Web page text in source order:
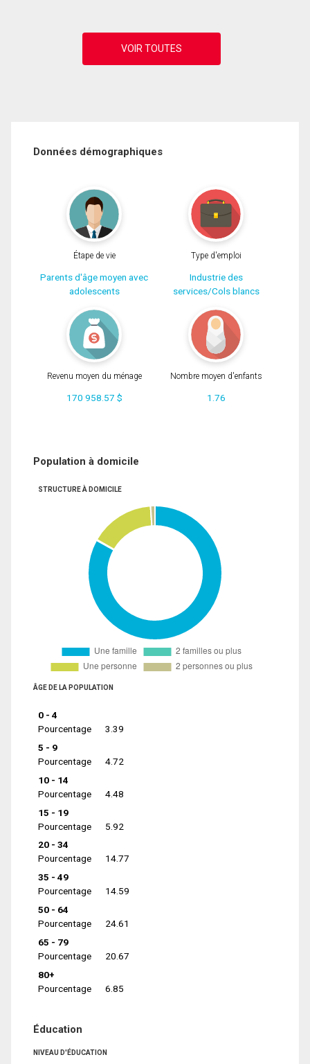
Données démographiques
Étape de vie
Parents d'âge moyen avec
adolescents
Type d'emploi
Industrie des
services/Cols blancs
Revenu moyen du ménage
170 958.57 $
Nombre moyen d'enfants
1.76
Population à domicile
STRUCTURE À DOMICILE
ÂGE DE LA POPULATION
0 - 4
Pourcentage
3.39
5 - 9
Pourcentage
4.72
10 - 14
Pourcentage
4.48
15 - 19
Pourcentage
5.92
20 - 34
Pourcentage
14.77
35 - 49
Pourcentage
14.59
50 - 64
Pourcentage
24.61
65 - 79
Pourcentage
20.67
80+
Pourcentage
6.85
Éducation
NIVEAU D'ÉDUCATION